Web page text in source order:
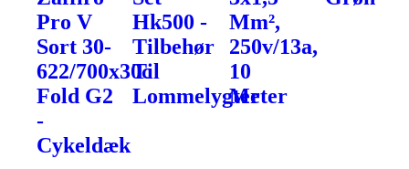
Pro V
Sort 30-
622/700x30c
Fold G2
-
Cykeldæk
Hk500 -
Tilbehør
Til
Lommelygter
Mm²,
250v/13a,
10
Meter